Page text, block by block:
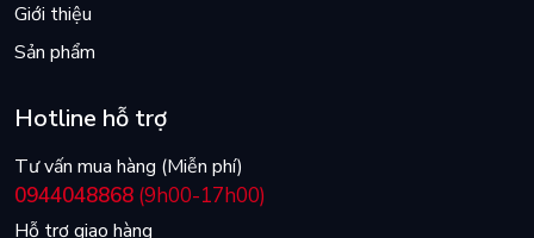
Giới thiệu
Sản phẩm
Hotline hỗ trợ
Tư vấn mua hàng (Miễn phí)
0944048868 (9h00-17h00)
Hỗ trợ giao hàng